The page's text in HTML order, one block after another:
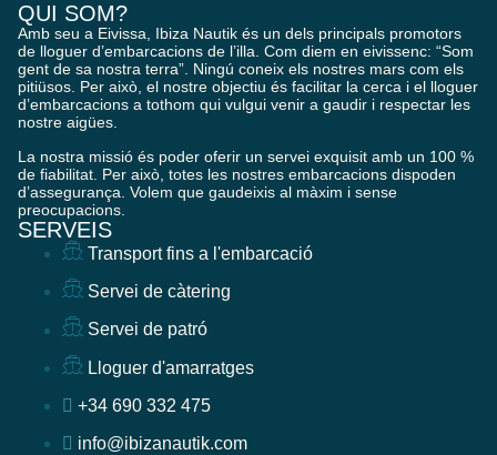
QUI SOM?
Amb seu a Eivissa, Ibiza Nautik és un dels principals promotors
de lloguer d’embarcacions de l’illa. Com diem en eivissenc: “Som
gent de sa nostra terra”. Ningú coneix els nostres mars com els
pitiüsos. Per això, el nostre objectiu és facilitar la cerca i el lloguer
d’embarcacions a tothom qui vulgui venir a gaudir i respectar les
nostre aigües.
La nostra missió és poder oferir un servei exquisit amb un 100 %
de fiabilitat. Per això, totes les nostres embarcacions dispoden
d’assegurança. Volem que gaudeixis al màxim i sense
preocupacions.
SERVEIS
Transport fins a l'embarcació
Servei de càtering
Servei de patró
Lloguer d'amarratges
+34 690 332 475
info@ibizanautik.com